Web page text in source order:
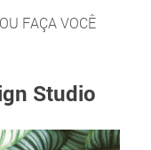
FAÇA VOCÊ
Studio